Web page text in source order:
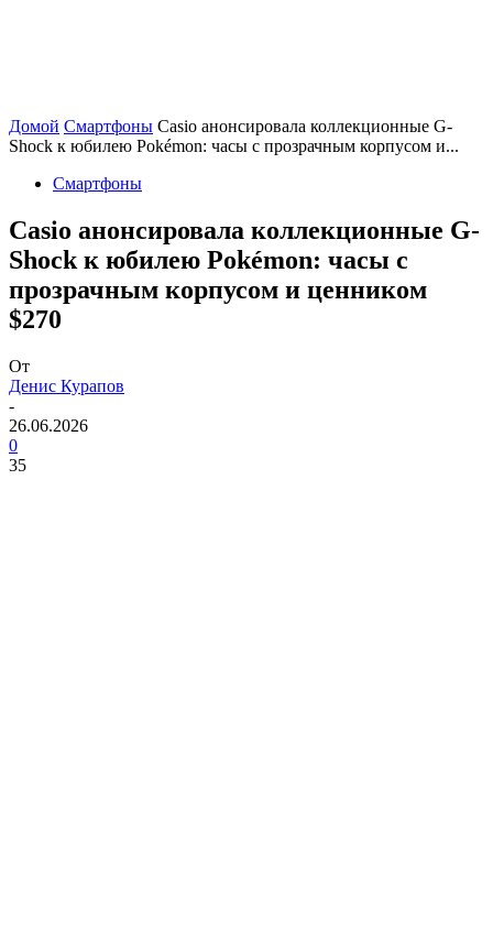
Домой Смартфоны Casio анонсировала коллекционные G-
Shock к юбилею Pokémon: часы с прозрачным корпусом и...
Смартфоны
Casio анонсировала коллекционные G-
Shock к юбилею Pokémon: часы с
прозрачным корпусом и ценником
$270
От
Денис Курапов
-
26.06.2026
0
35